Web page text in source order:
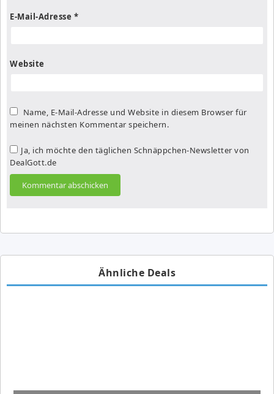
E-Mail-Adresse *
Website
Name, E-Mail-Adresse und Website in diesem Browser für
meinen nächsten Kommentar speichern.
Ja, ich möchte den täglichen Schnäppchen-Newsletter von
DealGott.de
Ähnliche Deals